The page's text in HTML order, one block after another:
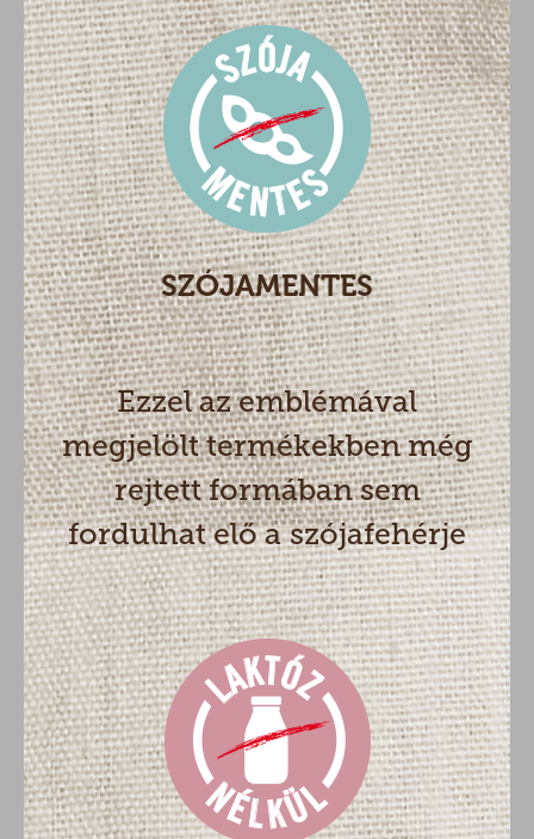
SZÓJAMENTES
Ezzel az emblémával
megjelölt termékekben még
rejtett formában sem
fordulhat elő a szójafehérje